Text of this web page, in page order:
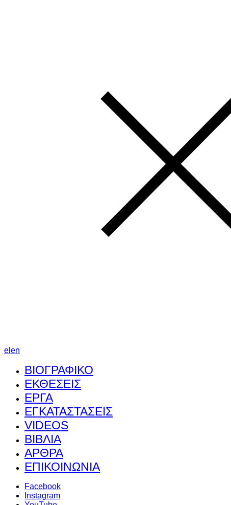
el en
ΒΙΟΓΡΑΦΙΚΟ
ΕΚΘΕΣΕΙΣ
ΕΡΓΑ
ΕΓΚΑΤΑΣΤΑΣΕΙΣ
VIDEOS
ΒΙΒΛΙΑ
ΑΡΘΡΑ
ΕΠΙΚΟΙΝΩΝΙΑ
Facebook
Instagram